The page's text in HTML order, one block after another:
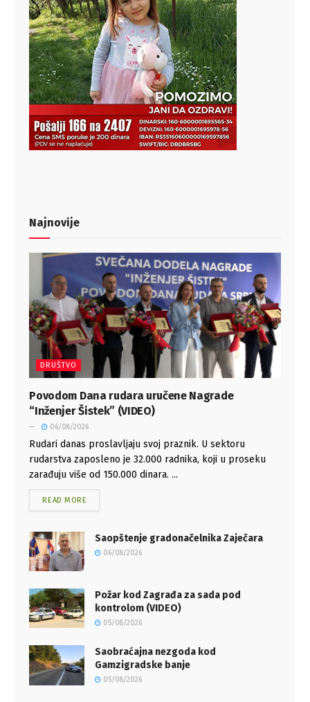
Najnovije
DRUŠTVO
Povodom Dana rudara uručene Nagrade
“Inženjer Šistek” (VIDEO)
06/08/2026
Rudari danas proslavljaju svoj praznik. U sektoru
rudarstva zaposleno je 32.000 radnika, koji u proseku
zarađuju više od 150.000 dinara. ...
READ MORE
Saopštenje gradonačelnika Zaječara
06/08/2026
Požar kod Zagrađa za sada pod
kontrolom (VIDEO)
05/08/2026
Saobraćajna nezgoda kod
Gamzigradske banje
05/08/2026